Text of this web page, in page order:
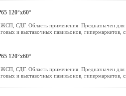
120°х60°
СДГ. Область применения: Предназначен для
и выставочных павильонов, гипермаркетов,
120°х60°
СДГ. Область применения: Предназначен для
и выставочных павильонов, гипермаркетов,